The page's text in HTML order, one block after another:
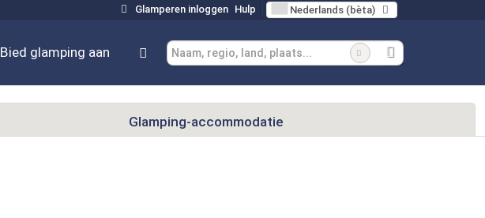
Glamperen inloggen Hulp Nederlands (bèta)
Bied glamping aan
Glamping-accommodatie